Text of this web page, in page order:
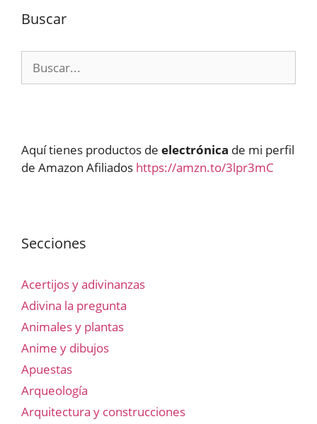
Buscar
Aquí tienes productos de electrónica de mi perfil
de Amazon Afiliados https://amzn.to/3lpr3mC
Secciones
Acertijos y adivinanzas
Adivina la pregunta
Animales y plantas
Anime y dibujos
Apuestas
Arqueología
Arquitectura y construcciones